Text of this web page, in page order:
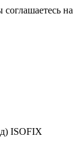
на
ISOFIX